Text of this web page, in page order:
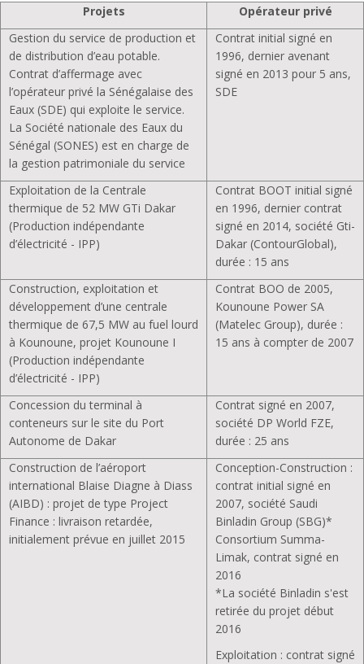
Projets
Opérateur privé
Gestion du service de production et
de distribution d’eau potable.
Contrat d’affermage avec
l’opérateur privé la Sénégalaise des
Eaux (SDE) qui exploite le service.
La Société nationale des Eaux du
Sénégal (SONES) est en charge de
la gestion patrimoniale du service
Contrat initial signé en
1996, dernier avenant
signé en 2013 pour 5 ans,
SDE
Exploitation de la Centrale
thermique de 52 MW GTi Dakar
(Production indépendante
d’électricité - IPP)
Contrat BOOT initial signé
en 1996, dernier contrat
signé en 2014, société Gti-
Dakar (ContourGlobal),
durée : 15 ans
Construction, exploitation et
développement d’une centrale
thermique de 67,5 MW au fuel lourd
à Kounoune, projet Kounoune I
(Production indépendante
d’électricité - IPP)
Contrat BOO de 2005,
Kounoune Power SA
(Matelec Group), durée :
15 ans à compter de 2007
Concession du terminal à
conteneurs sur le site du Port
Autonome de Dakar
Contrat signé en 2007,
société DP World FZE,
durée : 25 ans
Construction de l’aéroport
international Blaise Diagne à Diass
(AIBD) : projet de type Project
Finance : livraison retardée,
initialement prévue en juillet 2015
Conception-Construction :
contrat initial signé en
2007, société Saudi
Binladin Group (SBG)*
Consortium Summa-
Limak, contrat signé en
2016
*La société Binladin s'est
retirée du projet début
2016
Exploitation : contrat signé